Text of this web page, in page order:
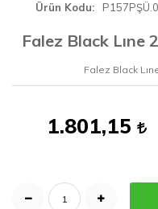
Ürün Kodu
Falez Black Lıne
Falez Black
1.801,15